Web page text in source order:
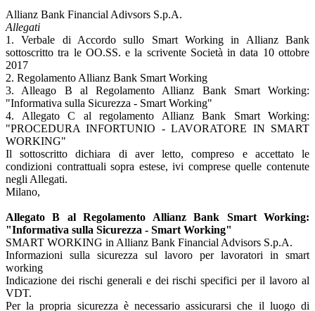
Allianz Bank Financial Adivsors S.p.A.
Allegati
1. Verbale di Accordo sullo Smart Working in Allianz Bank
sottoscritto tra le OO.SS. e la scrivente Società in data 10 ottobre
2017
2. Regolamento Allianz Bank Smart Working
3. Alleago B al Regolamento Allianz Bank Smart Working:
"Informativa sulla Sicurezza - Smart Working"
4. Allegato C al regolamento Allianz Bank Smart Working:
"PROCEDURA INFORTUNIO - LAVORATORE IN SMART
WORKING"
Il sottoscritto dichiara di aver letto, compreso e accettato le
condizioni contrattuali sopra estese, ivi comprese quelle contenute
negli Allegati.
Milano,
Allegato B al Regolamento Allianz Bank Smart Working:
"Informativa sulla Sicurezza - Smart Working"
SMART WORKING in Allianz Bank Financial Advisors S.p.A.
Informazioni sulla sicurezza sul lavoro per lavoratori in smart
working
Indicazione dei rischi generali e dei rischi specifici per il lavoro al
VDT.
Per la propria sicurezza è necessario assicurarsi che il luogo di